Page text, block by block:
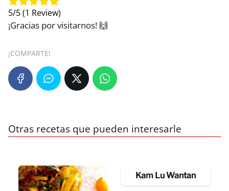
5/5(1 Review)
¡Gracias por visitarnos! 🙌
¡COMPARTE!
Otras recetas que pueden interesarle
Kam Lu Wantan